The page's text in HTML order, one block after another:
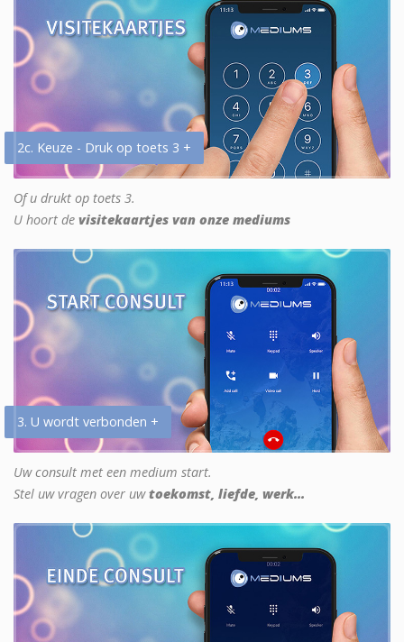
2c. Keuze - Druk op toets 3 +
Of u drukt op toets 3.
U hoort de visitekaartjes van onze mediums
3. U wordt verbonden +
Uw consult met een medium start.
Stel uw vragen over uwtoekomst, liefde, werk...